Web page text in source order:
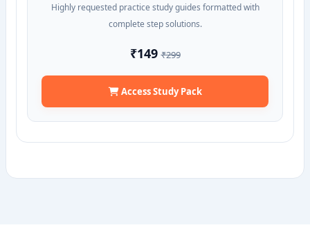
Highly requested practice study guides formatted with
complete step solutions.
₹149₹299
Access Study Pack